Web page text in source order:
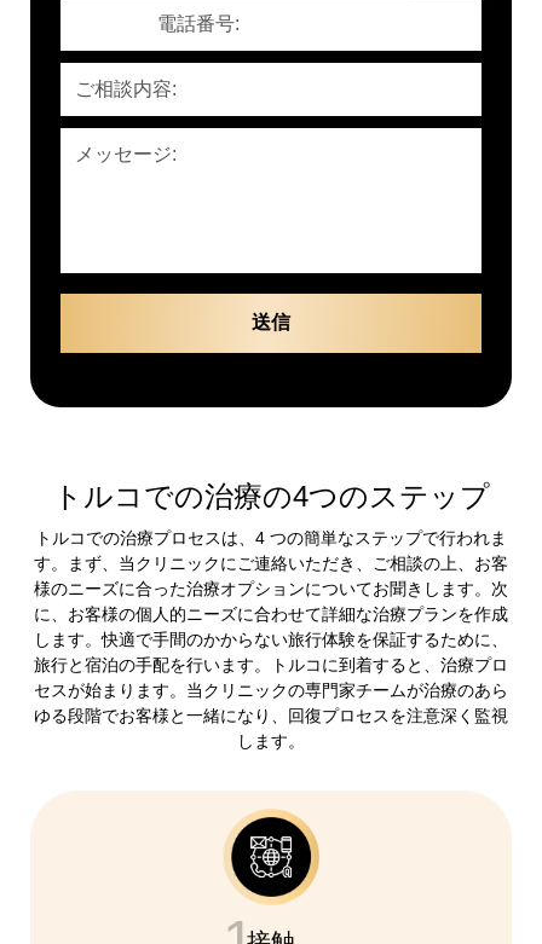
トルコでの治療の4つのステップ
トルコでの治療プロセスは、4 つの簡単なステップで行われま
す。まず、当クリニックにご連絡いただき、ご相談の上、お客
様のニーズに合った治療オプションについてお聞きします。次
に、お客様の個人的ニーズに合わせて詳細な治療プランを作成
します。快適で手間のかからない旅行体験を保証するために、
旅行と宿泊の手配を行います。トルコに到着すると、治療プロ
セスが始まります。当クリニックの専門家チームが治療のあら
ゆる段階でお客様と一緒になり、回復プロセスを注意深く監視
します。